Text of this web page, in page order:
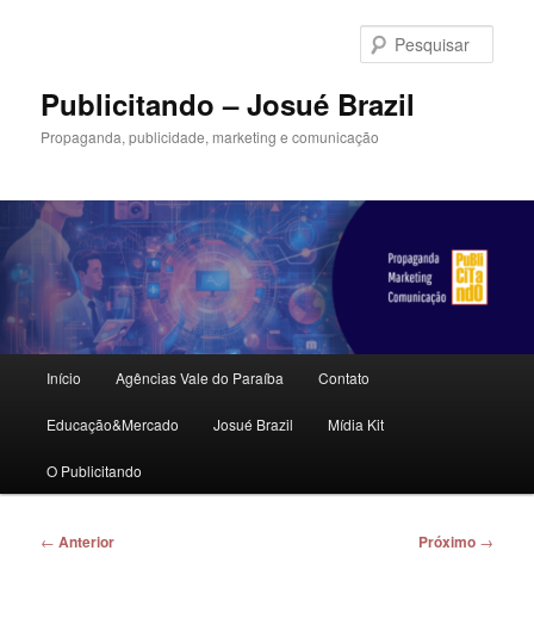
principalPublicitando – Josué Brazil
Propaganda, publicidade, marketing e comunicação
principal
Início Agências Vale do Paraíba Contato
Educação&Mercado Josué Brazil Mídia Kit
O Publicitando
Navegação
← Anterior Próximo →